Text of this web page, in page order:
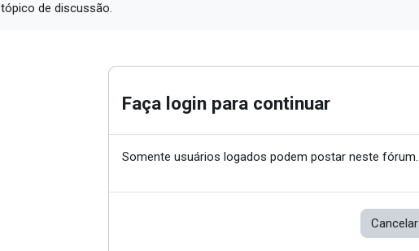
tópico de discussão.
Faça login para continuar
Somente usuários logados podem postar neste fórum.
Cancelar